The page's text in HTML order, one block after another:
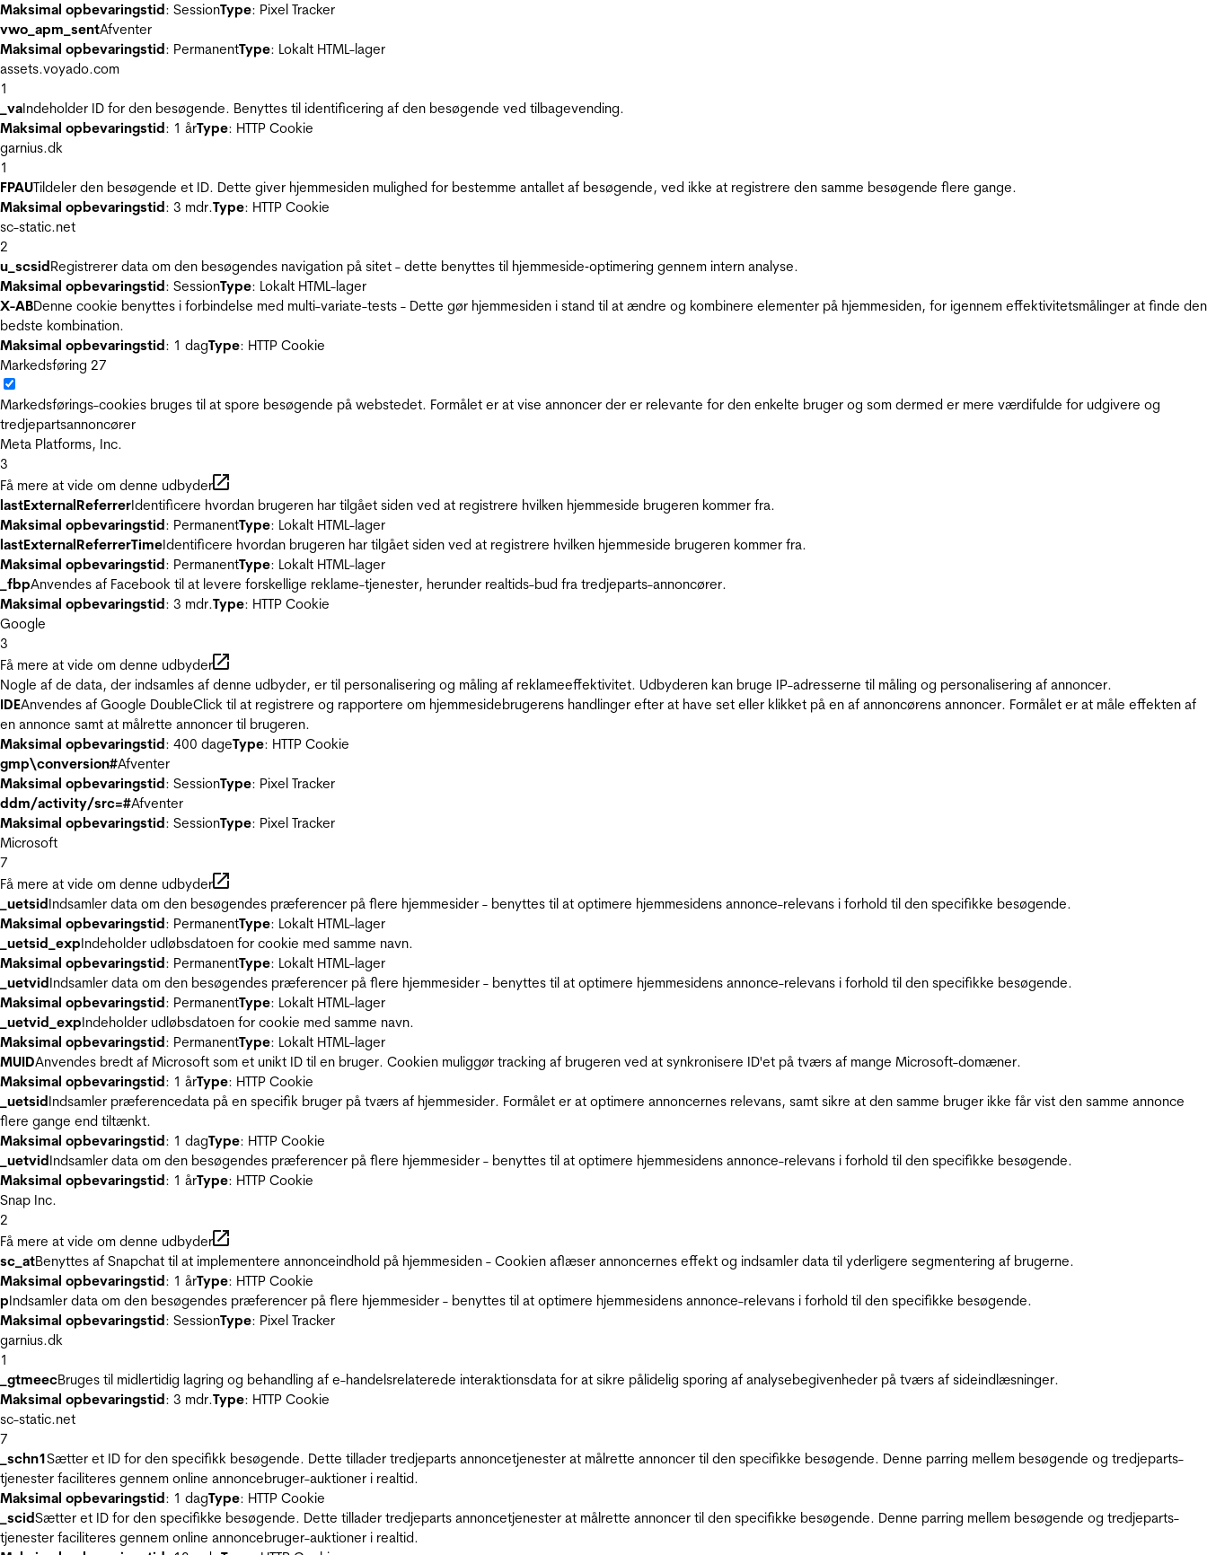
Maksimal opbevaringstid: SessionType: Pixel Tracker
vwo_apm_sentAfventer
Maksimal opbevaringstid: PermanentType: Lokalt HTML-lager
assets.voyado.com
1
_vaIndeholder ID for den besøgende. Benyttes til identificering af den besøgende ved tilbagevending.
Maksimal opbevaringstid: 1 årType: HTTP Cookie
garnius.dk
1
FPAUTildeler den besøgende et ID. Dette giver hjemmesiden mulighed for bestemme antallet af besøgende, ved ikke at registrere den samme besøgende flere gange.
Maksimal opbevaringstid: 3 mdr.Type: HTTP Cookie
sc-static.net
2
u_scsidRegistrerer data om den besøgendes navigation på sitet - dette benyttes til hjemmeside‐optimering gennem intern analyse.
Maksimal opbevaringstid: SessionType: Lokalt HTML-lager
X-ABDenne cookie benyttes i forbindelse med multi-variate-tests - Dette gør hjemmesiden i stand til at ændre og kombinere elementer på hjemmesiden, for igennem effektivitetsmålinger at finde den
bedste kombination.
Maksimal opbevaringstid: 1 dagType: HTTP Cookie
Markedsføring 27
Markedsførings-cookies bruges til at spore besøgende på webstedet. Formålet er at vise annoncer der er relevante for den enkelte bruger og som dermed er mere værdifulde for udgivere og
tredjepartsannoncører
Meta Platforms, Inc.
3
Få mere at vide om denne udbyder
lastExternalReferrerIdentificere hvordan brugeren har tilgået siden ved at registrere hvilken hjemmeside brugeren kommer fra.
Maksimal opbevaringstid: PermanentType: Lokalt HTML-lager
lastExternalReferrerTimeIdentificere hvordan brugeren har tilgået siden ved at registrere hvilken hjemmeside brugeren kommer fra.
Maksimal opbevaringstid: PermanentType: Lokalt HTML-lager
_fbpAnvendes af Facebook til at levere forskellige reklame-tjenester, herunder realtids-bud fra tredjeparts-annoncører.
Maksimal opbevaringstid: 3 mdr.Type: HTTP Cookie
Google
3
Få mere at vide om denne udbyder
Nogle af de data, der indsamles af denne udbyder, er til personalisering og måling af reklameeffektivitet. Udbyderen kan bruge IP-adresserne til måling og personalisering af annoncer.
IDEAnvendes af Google DoubleClick til at registrere og rapportere om hjemmesidebrugerens handlinger efter at have set eller klikket på en af annoncørens annoncer. Formålet er at måle effekten af
en annonce samt at målrette annoncer til brugeren.
Maksimal opbevaringstid: 400 dageType: HTTP Cookie
gmp\conversion#Afventer
Maksimal opbevaringstid: SessionType: Pixel Tracker
ddm/activity/src=#Afventer
Maksimal opbevaringstid: SessionType: Pixel Tracker
Microsoft
7
Få mere at vide om denne udbyder
_uetsidIndsamler data om den besøgendes præferencer på flere hjemmesider - benyttes til at optimere hjemmesidens annonce-relevans i forhold til den specifikke besøgende.
Maksimal opbevaringstid: PermanentType: Lokalt HTML-lager
_uetsid_expIndeholder udløbsdatoen for cookie med samme navn.
Maksimal opbevaringstid: PermanentType: Lokalt HTML-lager
_uetvidIndsamler data om den besøgendes præferencer på flere hjemmesider - benyttes til at optimere hjemmesidens annonce-relevans i forhold til den specifikke besøgende.
Maksimal opbevaringstid: PermanentType: Lokalt HTML-lager
_uetvid_expIndeholder udløbsdatoen for cookie med samme navn.
Maksimal opbevaringstid: PermanentType: Lokalt HTML-lager
MUIDAnvendes bredt af Microsoft som et unikt ID til en bruger. Cookien muliggør tracking af brugeren ved at synkronisere ID'et på tværs af mange Microsoft-domæner.
Maksimal opbevaringstid: 1 årType: HTTP Cookie
_uetsidIndsamler præferencedata på en specifik bruger på tværs af hjemmesider. Formålet er at optimere annoncernes relevans, samt sikre at den samme bruger ikke får vist den samme annonce
flere gange end tiltænkt.
Maksimal opbevaringstid: 1 dagType: HTTP Cookie
_uetvidIndsamler data om den besøgendes præferencer på flere hjemmesider - benyttes til at optimere hjemmesidens annonce-relevans i forhold til den specifikke besøgende.
Maksimal opbevaringstid: 1 årType: HTTP Cookie
Snap Inc.
2
Få mere at vide om denne udbyder
sc_atBenyttes af Snapchat til at implementere annonceindhold på hjemmesiden - Cookien aflæser annoncernes effekt og indsamler data til yderligere segmentering af brugerne.
Maksimal opbevaringstid: 1 årType: HTTP Cookie
pIndsamler data om den besøgendes præferencer på flere hjemmesider - benyttes til at optimere hjemmesidens annonce-relevans i forhold til den specifikke besøgende.
Maksimal opbevaringstid: SessionType: Pixel Tracker
garnius.dk
1
_gtmeecBruges til midlertidig lagring og behandling af e-handelsrelaterede interaktionsdata for at sikre pålidelig sporing af analysebegivenheder på tværs af sideindlæsninger.
Maksimal opbevaringstid: 3 mdr.Type: HTTP Cookie
sc-static.net
7
_schn1Sætter et ID for den specifikk besøgende. Dette tillader tredjeparts annoncetjenester at målrette annoncer til den specifikke besøgende. Denne parring mellem besøgende og tredjeparts-
tjenester faciliteres gennem online annoncebruger-auktioner i realtid.
Maksimal opbevaringstid: 1 dagType: HTTP Cookie
_scidSætter et ID for den specifikke besøgende. Dette tillader tredjeparts annoncetjenester at målrette annoncer til den specifikke besøgende. Denne parring mellem besøgende og tredjeparts-
tjenester faciliteres gennem online annoncebruger-auktioner i realtid.